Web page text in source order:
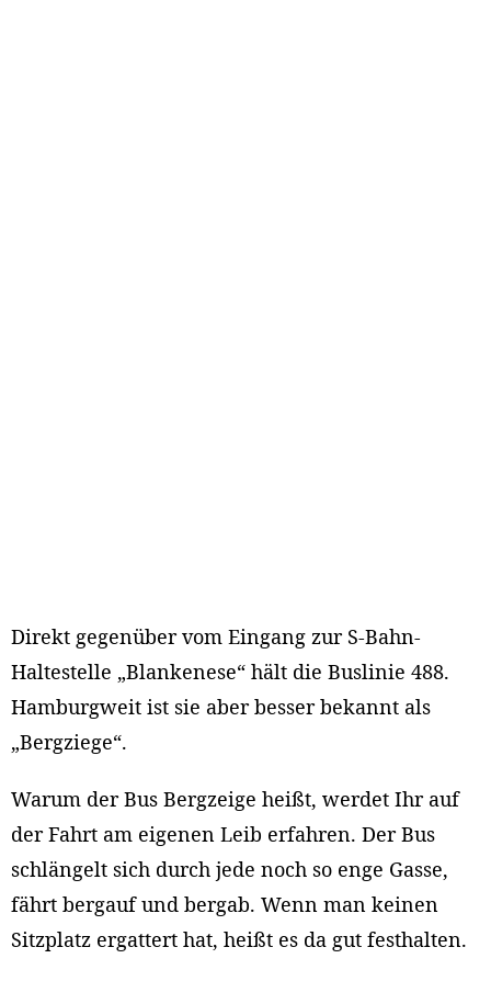
Direkt gegenüber vom Eingang zur S-Bahn-
Haltestelle „Blankenese“ hält die Buslinie 488.
Hamburgweit ist sie aber besser bekannt als
„Bergziege“.
Warum der Bus Bergzeige heißt, werdet Ihr auf
der Fahrt am eigenen Leib erfahren. Der Bus
schlängelt sich durch jede noch so enge Gasse,
fährt bergauf und bergab. Wenn man keinen
Sitzplatz ergattert hat, heißt es da gut festhalten.